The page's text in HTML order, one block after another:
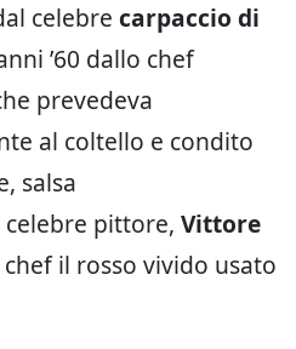
celebre carpaccio di
’60 dallo chef
prevedeva
al coltello e condito
salsa
pittore, Vittore
il rosso vivido usato